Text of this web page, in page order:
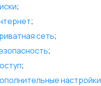
;
;
сеть;
;
;
настройки